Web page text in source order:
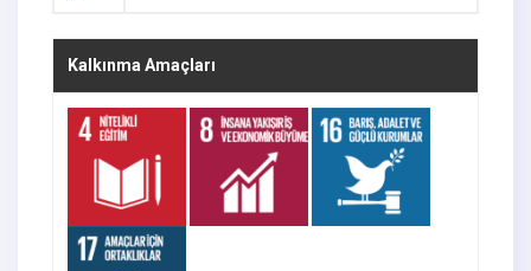
Kalkınma Amaçları